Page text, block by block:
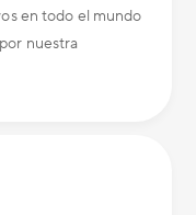
en todo el mundo
nuestra